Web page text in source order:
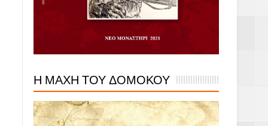
Η ΜΑΧΗ ΤΟΥ ΔΟΜΟΚΟΥ